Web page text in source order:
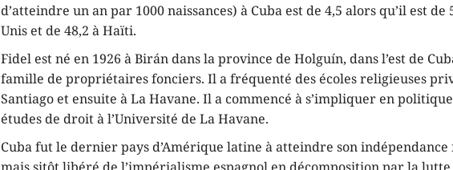
d’atteindre un an par 1000 naissances) à Cuba est de 4,5 alors qu’il est de
Unis et de 48,2 à Haïti.
Fidel est né en 1926 à Birán dans la province de Holguín, dans l’est de
famille de propriétaires fonciers. Il a fréquenté des écoles religieuses
Santiago et ensuite à La Havane. Il a commencé à s’impliquer en
études de droit à l’Université de La Havane.
Cuba fut le dernier pays d’Amérique latine à atteindre son